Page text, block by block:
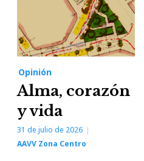
Opinión
Alma, corazón
y vida
31 de julio de 2026
AAVV Zona Centro